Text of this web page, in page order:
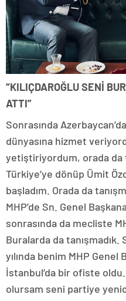
“KILIÇDAROĞLU SENİ
ATTI”
Sonrasında
dünyasına hizmet
yetiştiriyordum, orada da
Türkiye’ye dönüp Ümit
başladım. Orada da
MHP’de Sn. Genel
sonrasında da mecliste
Buralarda da tanışmadık.
yılında benim MHP Genel
İstanbul’da bir ofiste
olursam seni partiye